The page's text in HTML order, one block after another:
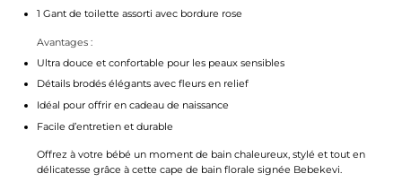
1 Gant de toilette assorti avec bordure rose
Avantages :
Ultra douce et confortable pour les peaux sensibles
Détails brodés élégants avec fleurs en relief
Idéal pour offrir en cadeau de naissance
Facile d’entretien et durable
Offrez à votre bébé un moment de bain chaleureux, stylé et tout en
délicatesse grâce à cette cape de bain florale signée Bebekevi.